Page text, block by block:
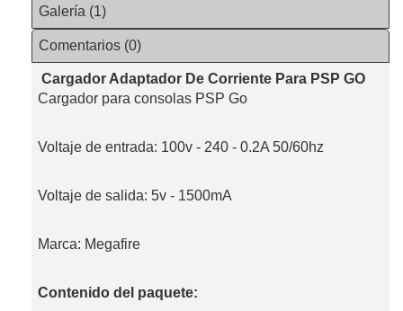
Galería (1)
Comentarios (0)
Cargador Adaptador De Corriente Para PSP GO
Cargador para consolas PSP Go
Voltaje de entrada: 100v - 240 - 0.2A 50/60hz
Voltaje de salida: 5v - 1500mA
Marca: Megafire
Contenido del paquete: